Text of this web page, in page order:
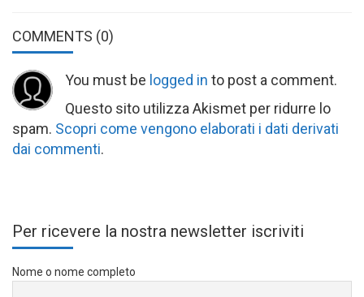
COMMENTS (0)
You must be logged in to post a comment.
Questo sito utilizza Akismet per ridurre lo
spam. Scopri come vengono elaborati i dati derivati
dai commenti.
Per ricevere la nostra newsletter iscriviti
Nome o nome completo